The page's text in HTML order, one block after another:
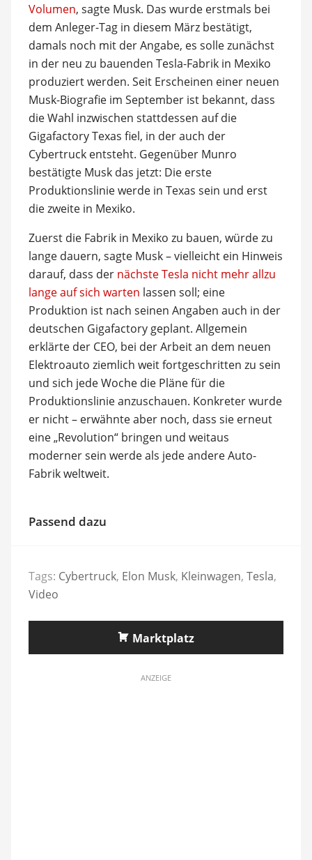
Volumen, sagte Musk. Das wurde erstmals bei
dem Anleger-Tag in diesem März bestätigt,
damals noch mit der Angabe, es solle zunächst
in der neu zu bauenden Tesla-Fabrik in Mexiko
produziert werden. Seit Erscheinen einer neuen
Musk-Biografie im September ist bekannt, dass
die Wahl inzwischen stattdessen auf die
Gigafactory Texas fiel, in der auch der
Cybertruck entsteht. Gegenüber Munro
bestätigte Musk das jetzt: Die erste
Produktionslinie werde in Texas sein und erst
die zweite in Mexiko.
Zuerst die Fabrik in Mexiko zu bauen, würde zu
lange dauern, sagte Musk – vielleicht ein Hinweis
darauf, dass der nächste Tesla nicht mehr allzu
lange auf sich warten lassen soll; eine
Produktion ist nach seinen Angaben auch in der
deutschen Gigafactory geplant. Allgemein
erklärte der CEO, bei der Arbeit an dem neuen
Elektroauto ziemlich weit fortgeschritten zu sein
und sich jede Woche die Pläne für die
Produktionslinie anzuschauen. Konkreter wurde
er nicht – erwähnte aber noch, dass sie erneut
eine „Revolution“ bringen und weitaus
moderner sein werde als jede andere Auto-
Fabrik weltweit.
Passend dazu
Tags: Cybertruck, Elon Musk, Kleinwagen, Tesla,
Video
Marktplatz
ANZEIGE